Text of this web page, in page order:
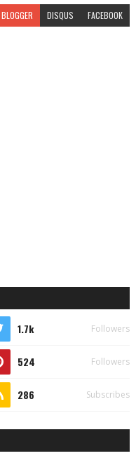
BLOGGER DISQUS FACEBOOK
1.7k Followers
524 Followers
286 Subscribes